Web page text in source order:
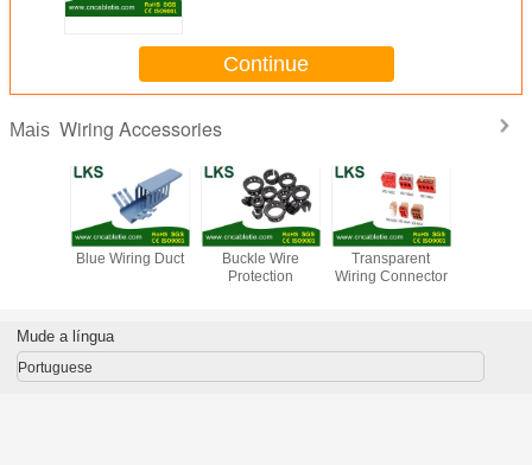
Continue
Mais Wiring Accessories
Blue Wiring Duct
Buckle Wire
Protection
Transparent
Wiring Connector
Mude a língua
Portuguese